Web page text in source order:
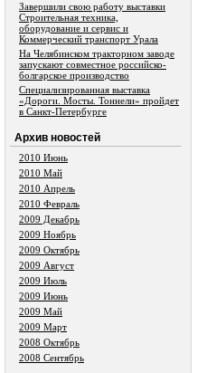
Завершили свою работу выставки
Строительная техника,
оборудование и сервис и
Коммерческий транспорт Урала
На Челябинском тракторном заводе
запускают совместное российско-
болгарское производство
Специализированная выставка
«Дороги. Мосты. Тоннели» пройдет
в Санкт-Петербурге
Aрхив новостей
2010 Июнь
2010 Май
2010 Апрель
2010 Февраль
2009 Декабрь
2009 Ноябрь
2009 Октябрь
2009 Август
2009 Июль
2009 Июнь
2009 Май
2009 Март
2008 Октябрь
2008 Сентябрь